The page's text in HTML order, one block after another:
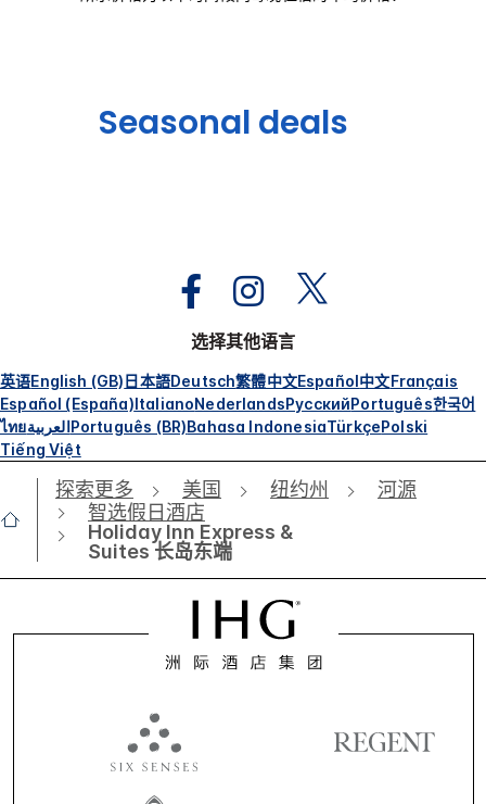
Seasonal deals
选择其他语言
英语English (GB)日本語Deutsch繁體中文Español中文Français
Español (España)ItalianoNederlandsРусскийPortuguês한국어
ไทยالعربيةPortuguês (BR)Bahasa IndonesiaTürkçePolski
Tiếng Việt
探索更多 美国 纽约州
河源
智选假日酒店
Holiday Inn Express &
Suites 长岛东端